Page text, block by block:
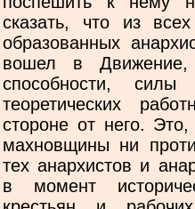
сказать, что из всех
образованных
вошел в
способности,
теоретических
стороне от него.
махновщины ни
тех анархистов и
в момент